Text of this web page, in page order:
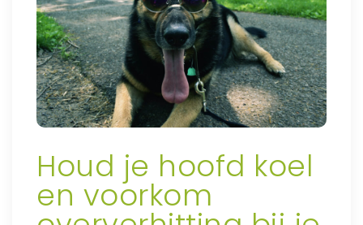
Houd je hoofd koel
en voorkom